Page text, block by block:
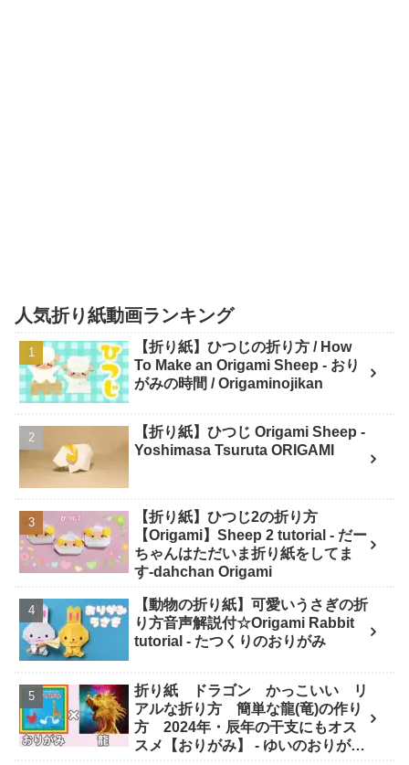
人気折り紙動画ランキング
【折り紙】ひつじの折り方 / How
To Make an Origami Sheep - おり
がみの時間 / Origaminojikan
【折り紙】ひつじ Origami Sheep -
Yoshimasa Tsuruta ORIGAMI
【折り紙】ひつじ2の折り方
【Origami】Sheep 2 tutorial - だー
ちゃんはただいま折り紙をしてま
す-dahchan Origami
【動物の折り紙】可愛いうさぎの折
り方音声解説付☆Origami Rabbit
tutorial - たつくりのおりがみ
折り紙 ドラゴン かっこいい リ
アルな折り方 簡単な龍(竜)の作り
方 2024年・辰年の干支にもオス
スメ【おりがみ】 - ゆいのおりがみ